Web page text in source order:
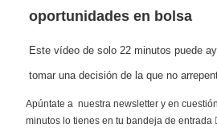
oportunidades en bolsa
Este vídeo de solo 22 minutos puede
tomar una decisión de la que no
Apúntate a nuestra newsletter y en
minutos lo tienes en tu bandeja de entrada